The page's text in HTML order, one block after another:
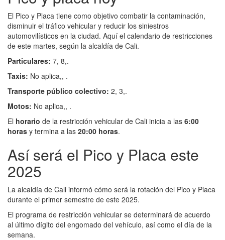
El Pico y Placa tiene como objetivo combatir la contaminación,
disminuir el tráfico vehicular y reducir los siniestros
automovilísticos en la ciudad. Aquí el calendario de restricciones
de este martes, según la alcaldía de Cali.
Particulares: 7, 8,.
Taxis: No aplica,, .
Transporte público colectivo: 2, 3,.
Motos: No aplica,, .
El horario de la restricción vehicular de Cali inicia a las 6:00
horas y termina a las 20:00 horas.
Así será el Pico y Placa este
2025
La alcaldía de Cali informó cómo será la rotación del Pico y Placa
durante el primer semestre de este 2025.
El programa de restricción vehicular se determinará de acuerdo
al último dígito del engomado del vehículo, así como el día de la
semana.